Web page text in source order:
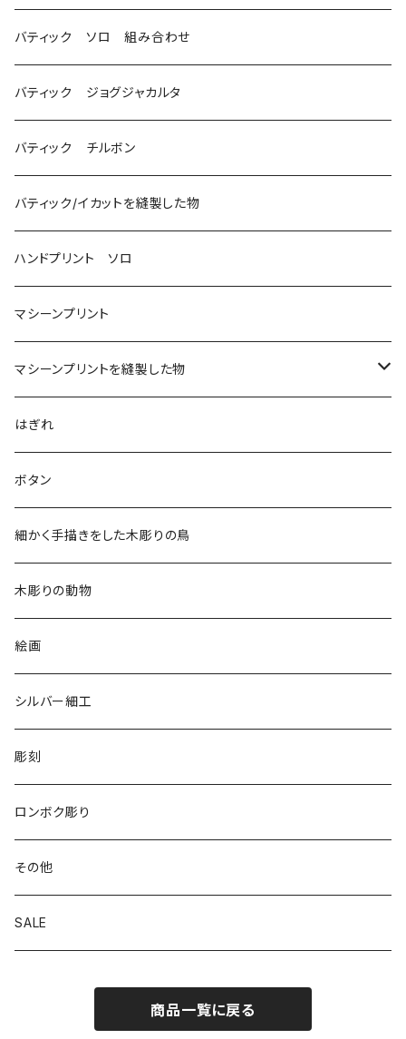
バティック ソロ 組み合わせ
バティック ジョグジャカルタ
バティック チルボン
バティック/イカットを縫製した物
ハンドプリント ソロ
マシーンプリント
マシーンプリントを縫製した物
アロハシャツ
2018
2019
ドレスシャツ
チュニック
リバーシブル 帽子
リバーシブル エコバッグ
はぎれ
ボタン
細かく手描きをした木彫りの鳥
木彫りの動物
絵画
シルバー細工
彫刻
ロンボク彫り
その他
SALE
商品一覧に戻る